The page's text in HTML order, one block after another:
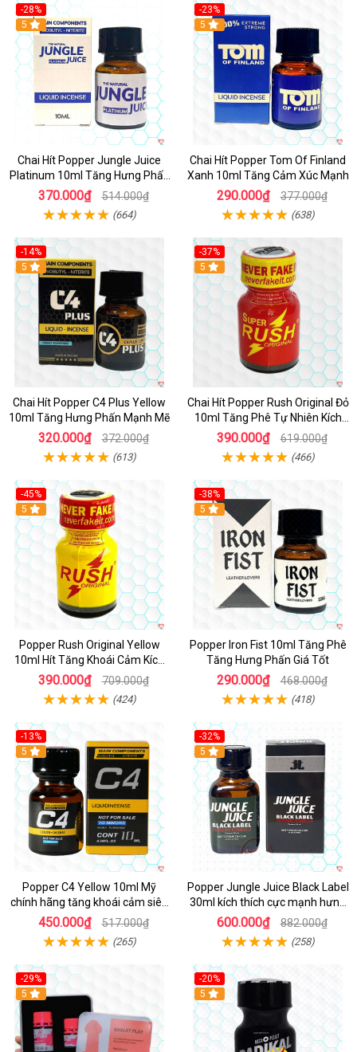
-28%
5
Chai Hít Popper Jungle Juice
Platinum 10ml Tăng Hưng Phấn
Mạnh
370.000₫ 514.000₫
(664)
-23%
5
Chai Hít Popper Tom Of Finland
Xanh 10ml Tăng Cảm Xúc Mạnh
290.000₫ 377.000₫
(638)
-14%
5
Chai Hít Popper C4 Plus Yellow
10ml Tăng Hưng Phấn Mạnh Mẽ
320.000₫ 372.000₫
(613)
-37%
5
Chai Hít Popper Rush Original Đỏ
10ml Tăng Phê Tự Nhiên Kích
Thích
390.000₫ 619.000₫
(466)
-45%
5
Popper Rush Original Yellow
10ml Hít Tăng Khoái Cảm Kích
Thích Mạnh
390.000₫ 709.000₫
(424)
-38%
5
Popper Iron Fist 10ml Tăng Phê
Tăng Hưng Phấn Giá Tốt
290.000₫ 468.000₫
(418)
-13%
Hot
5
Popper C4 Yellow 10ml Mỹ
chính hãng tăng khoái cảm siêu
mạnh
450.000₫ 517.000₫
(265)
-32%
5
Popper Jungle Juice Black Label
30ml kích thích cực mạnh hưng
phấn
600.000₫ 882.000₫
(258)
-29%
5
-20%
5